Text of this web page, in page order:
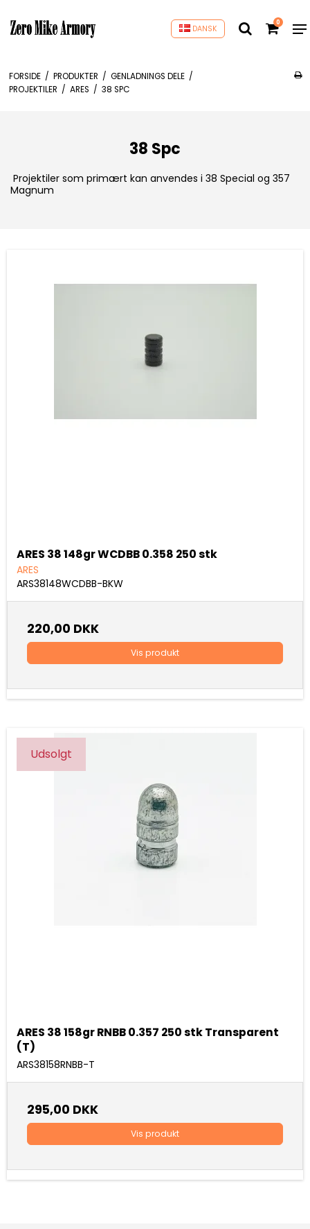
DANSK
0
FORSIDE / PRODUKTER / GENLADNINGS DELE /
PROJEKTILER / ARES / 38 SPC
38 Spc
Projektiler som primært kan anvendes i 38 Special og 357
Magnum
ARES 38 148gr WCDBB 0.358 250 stk
ARES
ARS38148WCDBB-BKW
220,00 DKK
Vis produkt
Udsolgt
ARES 38 158gr RNBB 0.357 250 stk Transparent
(T)
ARS38158RNBB-T
295,00 DKK
Vis produkt